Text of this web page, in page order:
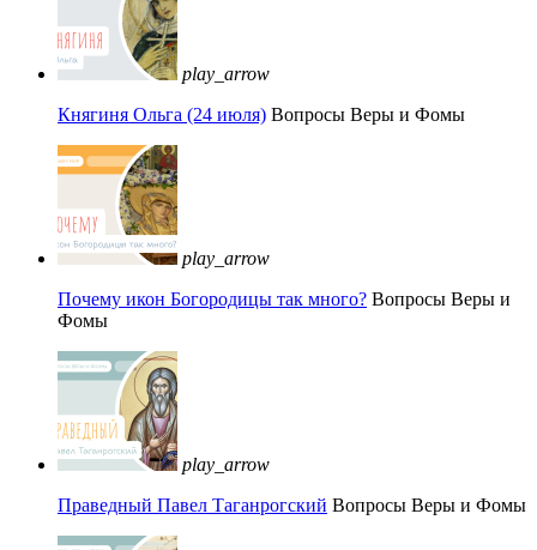
play_arrow
Княгиня Ольга (24 июля) Вопросы Веры и Фомы
play_arrow
Почему икон Богородицы так много? Вопросы Веры и
Фомы
play_arrow
Праведный Павел Таганрогский Вопросы Веры и Фомы